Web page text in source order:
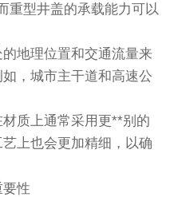
重型井盖的承载能力可以
的地理位置和交通流量来
，城市主干道和高速公
材质上通常采用更**别的
上也会更加精细，以确
性